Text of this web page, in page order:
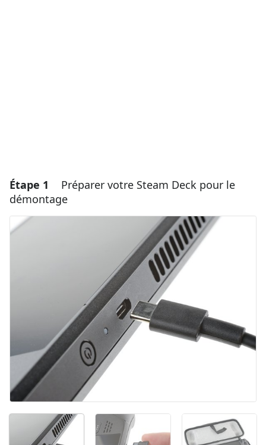
Étape 1
Préparer votre Steam Deck pour le
démontage